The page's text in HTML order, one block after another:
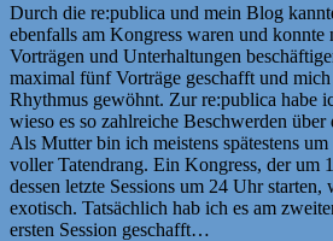
Durch die re:publica und mein Blog
ebenfalls am Kongress waren und
Vorträgen und Unterhaltungen
maximal fünf Vorträge geschafft und
Rhythmus gewöhnt. Zur re:publica habe
wieso es so zahlreiche Beschwerden
Als Mutter bin ich meistens spätestens
voller Tatendrang. Ein Kongress, der um
dessen letzte Sessions um 24 Uhr
exotisch. Tatsächlich hab ich es am
ersten Session geschafft…